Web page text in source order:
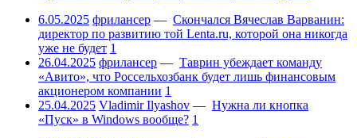
6.05.2025 фрилансер — Скончался Вячеслав Варванин:
директор по развитию той Lenta.ru, которой она никогда
уже не будет 1
26.04.2025 фрилансер — Таврин убеждает команду
«Авито», что Россельхозбанк будет лишь финансовым
акционером компании 1
25.04.2025 Vladimir Ilyashov — Нужна ли кнопка
«Пуск» в Windows вообще? 1